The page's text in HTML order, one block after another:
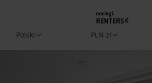
Polski PLN zł